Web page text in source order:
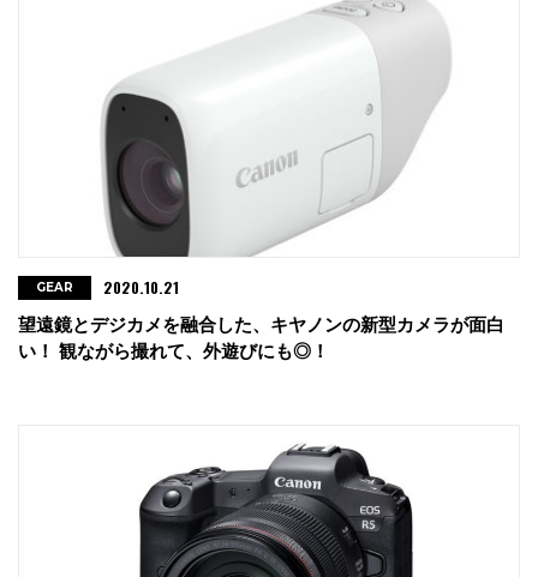
望遠鏡とデジカメを融合した、キヤノンの新型カメラが面白
い！ 観ながら撮れて、外遊びにも◎！
GEAR 2020.10.21